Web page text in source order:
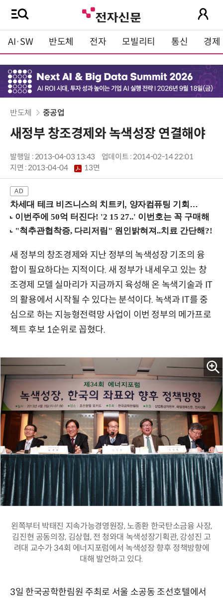
AI·SW 반도체 전자 모빌리티 통신 경제
반도체 중공업
새정부 창조경제와 녹색성장 연결해야
발행일 : 2013-04-03 13:43
업데이트 : 2014-02-14 22:01
지면 :2013-04-04 13면
차세대 테크 비즈니스의 치트키, 양자컴퓨팅 기회를 선점하라! (8/28 강남역)
새 정부의 창조경제와 지난 정부의 녹색성장 기조의 융
합이 필요하다는 지적이다. 새 정부가 내세우고 있는 창
조경제 모델 실마리가 지금까지 육성해 온 녹색기술과 IT
의 활용에서 시작될 수 있다는 분석이다. 녹색과 IT를 중
심으로 하는 지능형전력망 사업이 이번 정부의 메가프로
젝트 후보 1순위로 꼽혔다.
왼쪽부터 박태진 지속가능경영원장, 노종환 한국탄소금융 사장,
김진현 공동의장, 김상협, 전 청와대 녹색성장기획관, 강성진 고
려대 교수가 34회 에너지포럼에서 녹색성장 향후 정책방향에
대해 발언하고 있다.
3일 한국공학한림원 주최로 서울 소공동 조선호텔에서